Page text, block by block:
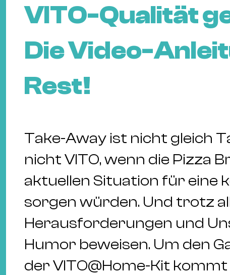
VITO-Qualität
Die Video-
Rest!
Take-Away ist nicht gleich
nicht VITO, wenn die Pizza
aktuellen Situation für eine
sorgen würden. Und trotz
Herausforderungen und
Humor beweisen. Um den
der VITO@Home-Kit